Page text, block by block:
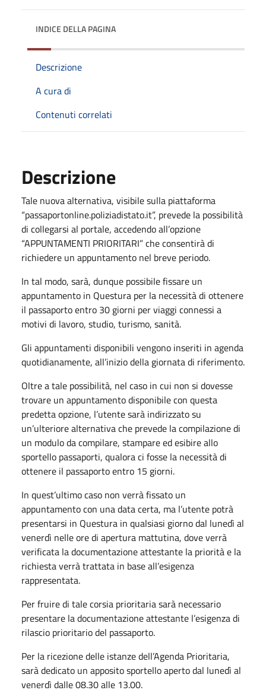
INDICE DELLA PAGINA
Descrizione
A cura di
Contenuti correlati
Descrizione
Tale nuova alternativa, visibile sulla piattaforma
“passaportonline.poliziadistato.it”, prevede la possibilità
di collegarsi al portale, accedendo all’opzione
“APPUNTAMENTI PRIORITARI” che consentirà di
richiedere un appuntamento nel breve periodo.
In tal modo, sarà, dunque possibile fissare un
appuntamento in Questura per la necessità di ottenere
il passaporto entro 30 giorni per viaggi connessi a
motivi di lavoro, studio, turismo, sanità.
Gli appuntamenti disponibili vengono inseriti in agenda
quotidianamente, all’inizio della giornata di riferimento.
Oltre a tale possibilità, nel caso in cui non si dovesse
trovare un appuntamento disponibile con questa
predetta opzione, l’utente sarà indirizzato su
un’ulteriore alternativa che prevede la compilazione di
un modulo da compilare, stampare ed esibire allo
sportello passaporti, qualora ci fosse la necessità di
ottenere il passaporto entro 15 giorni.
In quest’ultimo caso non verrà fissato un
appuntamento con una data certa, ma l’utente potrà
presentarsi in Questura in qualsiasi giorno dal lunedì al
venerdì nelle ore di apertura mattutina, dove verrà
verificata la documentazione attestante la priorità e la
richiesta verrà trattata in base all’esigenza
rappresentata.
Per fruire di tale corsia prioritaria sarà necessario
presentare la documentazione attestante l’esigenza di
rilascio prioritario del passaporto.
Per la ricezione delle istanze dell’Agenda Prioritaria,
sarà dedicato un apposito sportello aperto dal lunedì al
venerdì dalle 08.30 alle 13.00.